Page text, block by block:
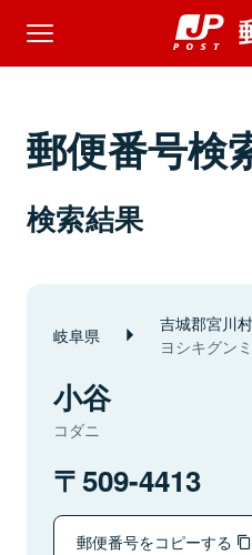
郵便番号検
検索結果
岐阜県 吉城郡宮川村
ヨシキグン
小谷
コダニ
509-4413
郵便番号をコピーする